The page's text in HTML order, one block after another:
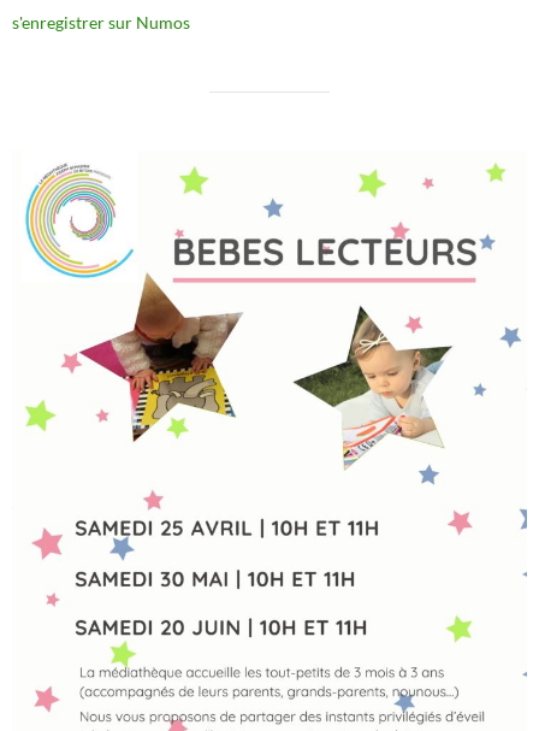
s'enregistrer sur Numos